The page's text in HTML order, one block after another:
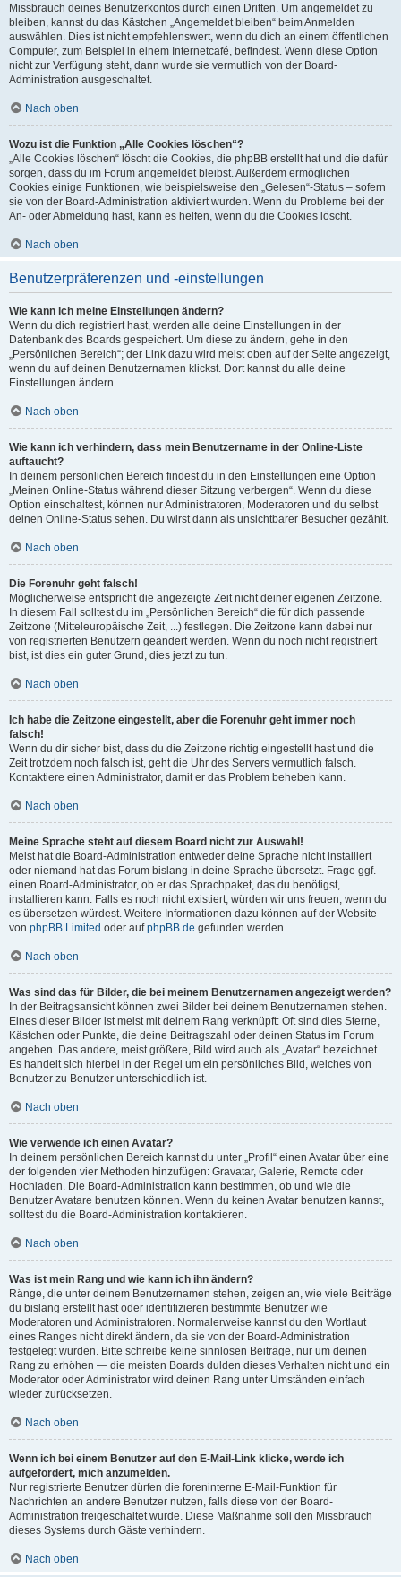
Missbrauch deines Benutzerkontos durch einen Dritten. Um angemeldet zu
bleiben, kannst du das Kästchen „Angemeldet bleiben“ beim Anmelden
auswählen. Dies ist nicht empfehlenswert, wenn du dich an einem öffentlichen
Computer, zum Beispiel in einem Internetcafé, befindest. Wenn diese Option
nicht zur Verfügung steht, dann wurde sie vermutlich von der Board-
Administration ausgeschaltet.
Nach oben
Wozu ist die Funktion „Alle Cookies löschen“?
„Alle Cookies löschen“ löscht die Cookies, die phpBB erstellt hat und die dafür
sorgen, dass du im Forum angemeldet bleibst. Außerdem ermöglichen
Cookies einige Funktionen, wie beispielsweise den „Gelesen“-Status – sofern
sie von der Board-Administration aktiviert wurden. Wenn du Probleme bei der
An- oder Abmeldung hast, kann es helfen, wenn du die Cookies löscht.
Nach oben
Benutzerpräferenzen und -einstellungen
Wie kann ich meine Einstellungen ändern?
Wenn du dich registriert hast, werden alle deine Einstellungen in der
Datenbank des Boards gespeichert. Um diese zu ändern, gehe in den
„Persönlichen Bereich“; der Link dazu wird meist oben auf der Seite angezeigt,
wenn du auf deinen Benutzernamen klickst. Dort kannst du alle deine
Einstellungen ändern.
Nach oben
Wie kann ich verhindern, dass mein Benutzername in der Online-Liste
auftaucht?
In deinem persönlichen Bereich findest du in den Einstellungen eine Option
„Meinen Online-Status während dieser Sitzung verbergen“. Wenn du diese
Option einschaltest, können nur Administratoren, Moderatoren und du selbst
deinen Online-Status sehen. Du wirst dann als unsichtbarer Besucher gezählt.
Nach oben
Die Forenuhr geht falsch!
Möglicherweise entspricht die angezeigte Zeit nicht deiner eigenen Zeitzone.
In diesem Fall solltest du im „Persönlichen Bereich“ die für dich passende
Zeitzone (Mitteleuropäische Zeit, ...) festlegen. Die Zeitzone kann dabei nur
von registrierten Benutzern geändert werden. Wenn du noch nicht registriert
bist, ist dies ein guter Grund, dies jetzt zu tun.
Nach oben
Ich habe die Zeitzone eingestellt, aber die Forenuhr geht immer noch
falsch!
Wenn du dir sicher bist, dass du die Zeitzone richtig eingestellt hast und die
Zeit trotzdem noch falsch ist, geht die Uhr des Servers vermutlich falsch.
Kontaktiere einen Administrator, damit er das Problem beheben kann.
Nach oben
Meine Sprache steht auf diesem Board nicht zur Auswahl!
Meist hat die Board-Administration entweder deine Sprache nicht installiert
oder niemand hat das Forum bislang in deine Sprache übersetzt. Frage ggf.
einen Board-Administrator, ob er das Sprachpaket, das du benötigst,
installieren kann. Falls es noch nicht existiert, würden wir uns freuen, wenn du
es übersetzen würdest. Weitere Informationen dazu können auf der Website
von phpBB Limited oder aufphpBB.de gefunden werden.
Nach oben
Was sind das für Bilder, die bei meinem Benutzernamen angezeigt werden?
In der Beitragsansicht können zwei Bilder bei deinem Benutzernamen stehen.
Eines dieser Bilder ist meist mit deinem Rang verknüpft: Oft sind dies Sterne,
Kästchen oder Punkte, die deine Beitragszahl oder deinen Status im Forum
angeben. Das andere, meist größere, Bild wird auch als „Avatar“ bezeichnet.
Es handelt sich hierbei in der Regel um ein persönliches Bild, welches von
Benutzer zu Benutzer unterschiedlich ist.
Nach oben
Wie verwende ich einen Avatar?
In deinem persönlichen Bereich kannst du unter „Profil“ einen Avatar über eine
der folgenden vier Methoden hinzufügen: Gravatar, Galerie, Remote oder
Hochladen. Die Board-Administration kann bestimmen, ob und wie die
Benutzer Avatare benutzen können. Wenn du keinen Avatar benutzen kannst,
solltest du die Board-Administration kontaktieren.
Nach oben
Was ist mein Rang und wie kann ich ihn ändern?
Ränge, die unter deinem Benutzernamen stehen, zeigen an, wie viele Beiträge
du bislang erstellt hast oder identifizieren bestimmte Benutzer wie
Moderatoren und Administratoren. Normalerweise kannst du den Wortlaut
eines Ranges nicht direkt ändern, da sie von der Board-Administration
festgelegt wurden. Bitte schreibe keine sinnlosen Beiträge, nur um deinen
Rang zu erhöhen — die meisten Boards dulden dieses Verhalten nicht und ein
Moderator oder Administrator wird deinen Rang unter Umständen einfach
wieder zurücksetzen.
Nach oben
Wenn ich bei einem Benutzer auf den E-Mail-Link klicke, werde ich
aufgefordert, mich anzumelden.
Nur registrierte Benutzer dürfen die foreninterne E-Mail-Funktion für
Nachrichten an andere Benutzer nutzen, falls diese von der Board-
Administration freigeschaltet wurde. Diese Maßnahme soll den Missbrauch
dieses Systems durch Gäste verhindern.
Nach oben